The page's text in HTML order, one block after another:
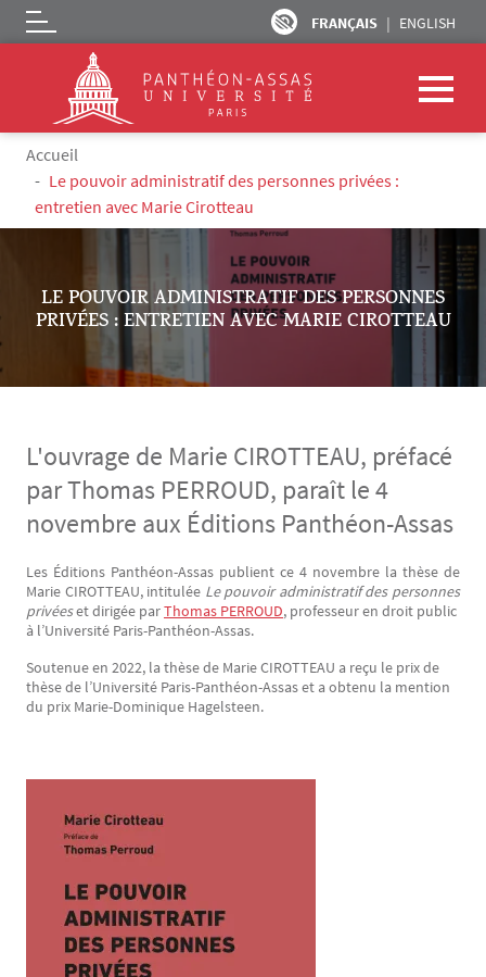
Aller au contenu principal
FRANÇAIS ENGLISH
Logo
Fil d'Ariane
Accueil
Le pouvoir administratif des personnes privées :
entretien avec Marie Cirotteau
LE POUVOIR ADMINISTRATIF DES PERSONNES
PRIVÉES : ENTRETIEN AVEC MARIE CIROTTEAU
L'ouvrage de Marie CIROTTEAU, préfacé
par Thomas PERROUD, paraît le 4
novembre aux Éditions Panthéon-Assas
Texte
Les Éditions Panthéon-Assas publient ce 4 novembre la thèse de
Marie CIROTTEAU, intitulée Le pouvoir administratif des personnes
privéeset dirigée parThomas PERROUD, professeur en droit public
à l’Université Paris-Panthéon-Assas.
Soutenue en 2022, la thèse de Marie CIROTTEAU a reçu le prix de
thèse de l’Université Paris-Panthéon-Assas et a obtenu la mention
du prix Marie-Dominique Hagelsteen.